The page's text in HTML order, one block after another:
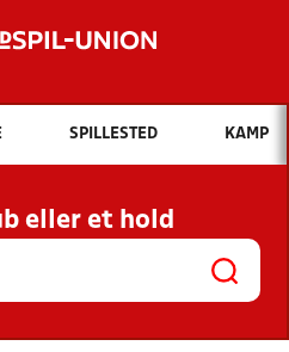
Hvad vil du søge efter?
INDHOLD OG NYHEDER
KLUBBER OG
SPILLESTED KAMP
eller et hold